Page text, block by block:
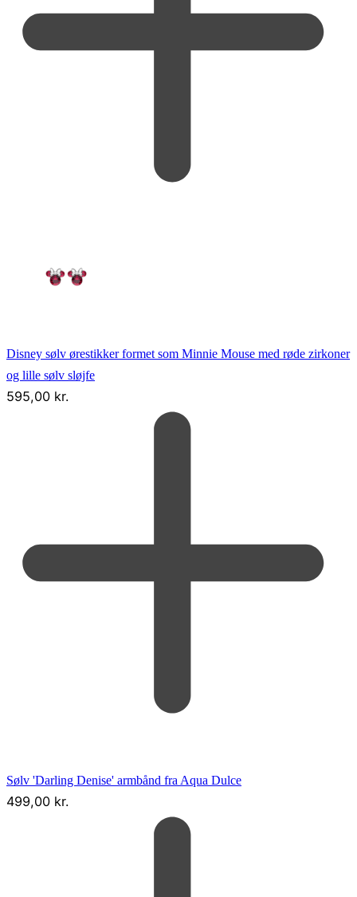
Disney sølv ørestikker formet som Minnie Mouse med røde zirkoner
og lille sølv sløjfe
595,00 kr.
Sølv 'Darling Denise' armbånd fra Aqua Dulce
499,00 kr.